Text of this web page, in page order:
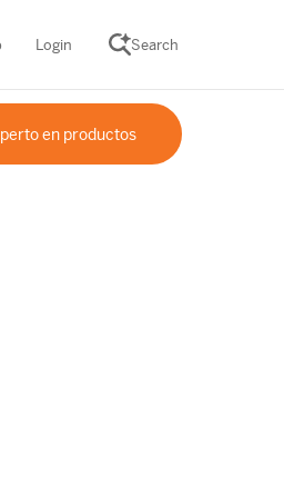
Login Search
en productos